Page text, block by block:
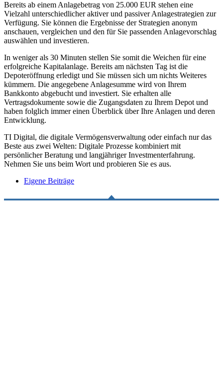
Bereits ab einem Anlagebetrag von 25.000 EUR stehen eine
Vielzahl unterschiedlicher aktiver und passiver Anlagestrategien zur
Verfügung. Sie können die Ergebnisse der Strategien anonym
anschauen, vergleichen und den für Sie passenden Anlagevorschlag
auswählen und investieren.
In weniger als 30 Minuten stellen Sie somit die Weichen für eine
erfolgreiche Kapitalanlage. Bereits am nächsten Tag ist die
Depoteröffnung erledigt und Sie müssen sich um nichts Weiteres
kümmern. Die angegebene Anlagesumme wird von Ihrem
Bankkonto abgebucht und investiert. Sie erhalten alle
Vertragsdokumente sowie die Zugangsdaten zu Ihrem Depot und
haben folglich immer einen Überblick über Ihre Anlagen und deren
Entwicklung.
TI Digital, die digitale Vermögensverwaltung oder einfach nur das
Beste aus zwei Welten: Digitale Prozesse kombiniert mit
persönlicher Beratung und langjähriger Investmenterfahrung.
Nehmen Sie uns beim Wort und probieren Sie es aus.
Eigene Beiträge